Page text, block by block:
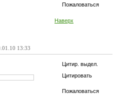
Пожаловаться
Наверх
13:33
Цитир. выдел.
Цитировать
Пожаловаться